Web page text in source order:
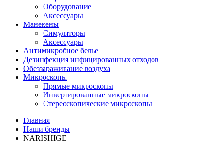
Оборудование
Аксессуары
Манекены
Симуляторы
Аксессуары
Антимикробное белье
Дезинфекция инфицированных отходов
Обеззараживание воздуха
Микроскопы
Прямые микроскопы
Инвертированные микроскопы
Стереоскопические микроскопы
Главная
Наши бренды
NARISHIGE